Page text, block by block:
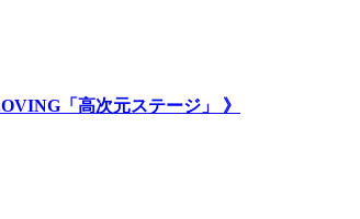
「高次元ステージ」 》